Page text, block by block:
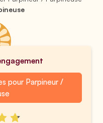
pour Parpineur /